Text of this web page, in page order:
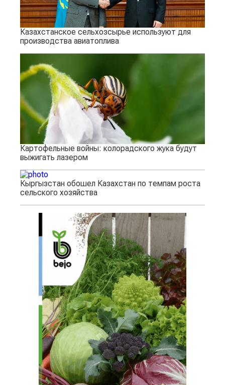
Казахстанское сельхозсырье используют для
производства авиатоплива
Картофельные войны: колорадского жука будут
выжигать лазером
Кыргызстан обошел Казахстан по темпам роста
сельского хозяйства